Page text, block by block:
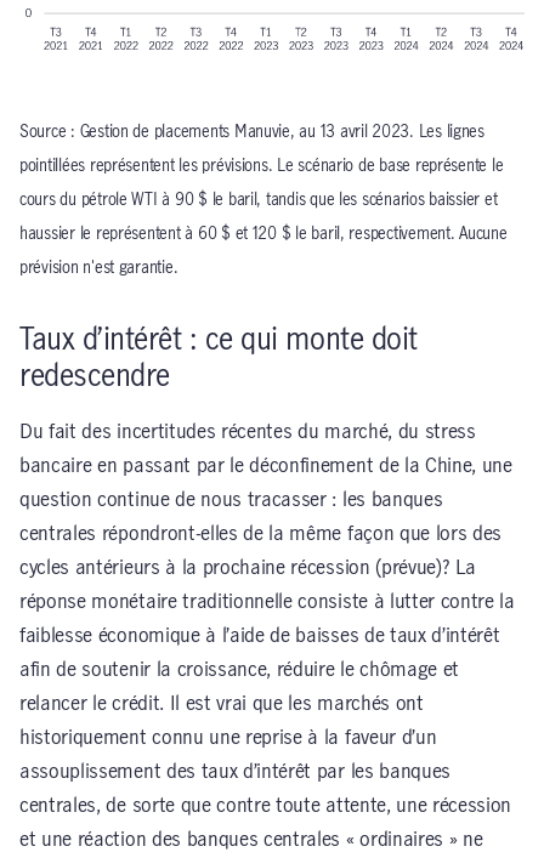
Source : Gestion de placements Manuvie, au 13 avril 2023. Les lignes
pointillées représentent les prévisions. Le scénario de base représente le
cours du pétrole WTI à 90 $ le baril, tandis que les scénarios baissier et
haussier le représentent à 60 $ et 120 $ le baril, respectivement. Aucune
prévision n'est garantie.
Taux d’intérêt : ce qui monte doit
redescendre
Du fait des incertitudes récentes du marché, du stress
bancaire en passant par le déconfinement de la Chine, une
question continue de nous tracasser : les banques
centrales répondront-elles de la même façon que lors des
cycles antérieurs à la prochaine récession (prévue)? La
réponse monétaire traditionnelle consiste à lutter contre la
faiblesse économique à l’aide de baisses de taux d’intérêt
afin de soutenir la croissance, réduire le chômage et
relancer le crédit. Il est vrai que les marchés ont
historiquement connu une reprise à la faveur d’un
assouplissement des taux d’intérêt par les banques
centrales, de sorte que contre toute attente, une récession
et une réaction des banques centrales « ordinaires » ne